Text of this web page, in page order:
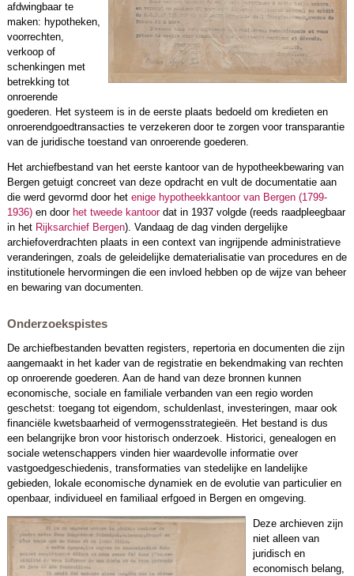
afdwingbaar te
maken: hypotheken,
voorrechten,
verkoop of
schenkingen met
betrekking tot
onroerende
goederen. Het systeem is in de eerste plaats bedoeld om kredieten en
onroerendgoedtransacties te verzekeren door te zorgen voor transparantie
van de juridische toestand van onroerende goederen.
Het archiefbestand van het eerste kantoor van de hypotheekbewaring van
Bergen getuigt concreet van deze opdracht en vult de documentatie aan
die werd gevormd door het enige hypotheekkantoor van Bergen (1799-
1936)en door het tweede kantoordat in 1937 volgde (reeds raadpleegbaar
in het Rijksarchief Bergen). Vandaag de dag vinden dergelijke
archiefoverdrachten plaats in een context van ingrijpende administratieve
veranderingen, zoals de geleidelijke dematerialisatie van procedures en de
institutionele hervormingen die een invloed hebben op de wijze van beheer
en bewaring van documenten.
Onderzoekspistes
De archiefbestanden bevatten registers, repertoria en documenten die zijn
aangemaakt in het kader van de registratie en bekendmaking van rechten
op onroerende goederen. Aan de hand van deze bronnen kunnen
economische, sociale en familiale verbanden van een regio worden
geschetst: toegang tot eigendom, schuldenlast, investeringen, maar ook
financiële kwetsbaarheid of vermogensstrategieën. Het bestand is dus
een belangrijke bron voor historisch onderzoek. Historici, genealogen en
sociale wetenschappers vinden hier waardevolle informatie over
vastgoedgeschiedenis, transformaties van stedelijke en landelijke
gebieden, lokale economische dynamiek en de evolutie van particulier en
openbaar, individueel en familiaal erfgoed in Bergen en omgeving.
Deze archieven zijn
niet alleen van
juridisch en
economisch belang,